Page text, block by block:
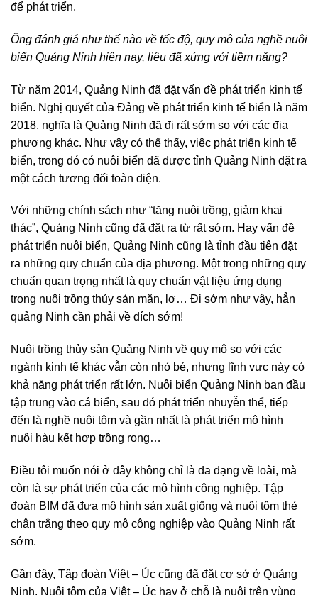
để phát triển.
Ông đánh giá như thế nào về tốc độ, quy mô của nghề nuôi
biển Quảng Ninh hiện nay, liệu đã xứng với tiềm năng?
Từ năm 2014, Quảng Ninh đã đặt vấn đề phát triển kinh tế
biển. Nghị quyết của Đảng về phát triển kinh tế biển là năm
2018, nghĩa là Quảng Ninh đã đi rất sớm so với các địa
phương khác. Như vậy có thể thấy, việc phát triển kinh tế
biển, trong đó có nuôi biển đã được tỉnh Quảng Ninh đặt ra
một cách tương đối toàn diện.
Với những chính sách như “tăng nuôi trồng, giảm khai
thác”, Quảng Ninh cũng đã đặt ra từ rất sớm. Hay vấn đề
phát triển nuôi biển, Quảng Ninh cũng là tỉnh đầu tiên đặt
ra những quy chuẩn của địa phương. Một trong những quy
chuẩn quan trọng nhất là quy chuẩn vật liệu ứng dụng
trong nuôi trồng thủy sản mặn, lợ… Đi sớm như vậy, hẳn
quảng Ninh cần phải về đích sớm!
Nuôi trồng thủy sản Quảng Ninh về quy mô so với các
ngành kinh tế khác vẫn còn nhỏ bé, nhưng lĩnh vực này có
khả năng phát triển rất lớn. Nuôi biển Quảng Ninh ban đầu
tập trung vào cá biển, sau đó phát triển nhuyễn thể, tiếp
đến là nghề nuôi tôm và gần nhất là phát triển mô hình
nuôi hàu kết hợp trồng rong…
Điều tôi muốn nói ở đây không chỉ là đa dạng về loài, mà
còn là sự phát triển của các mô hình công nghiệp. Tập
đoàn BIM đã đưa mô hình sản xuất giống và nuôi tôm thẻ
chân trắng theo quy mô công nghiệp vào Quảng Ninh rất
sớm.
Gần đây, Tập đoàn Việt – Úc cũng đã đặt cơ sở ở Quảng
Ninh. Nuôi tôm của Việt – Úc hay ở chỗ là nuôi trên vùng